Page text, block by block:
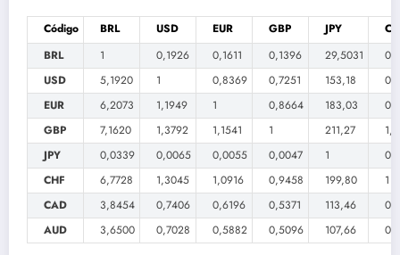
Código BRL USD EUR GBP JPY
BRL
1 0,1926 0,1611 0,1396 29,5031
USD
5,1920 1 0,8369 0,7251 153,18
EUR
6,2073 1,1949 1 0,8664 183,03
GBP
7,1620 1,3792 1,1541 1 211,27
JPY
0,0339 0,0065 0,0055 0,0047 1
CHF
6,7728 1,3045 1,0916 0,9458 199,80
1
CAD
3,8454 0,7406 0,6196 0,5371 113,46
AUD
3,6500 0,7028 0,5882 0,5096 107,66